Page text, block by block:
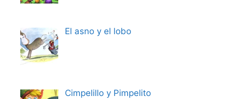
El asno y el lobo
Cimpelillo y Pimpelito